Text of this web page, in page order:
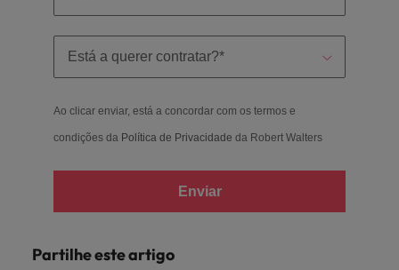
Ao clicar enviar, está a concordar com os termos e
condições da Política de Privacidade da Robert Walters
Enviar
Partilhe este artigo